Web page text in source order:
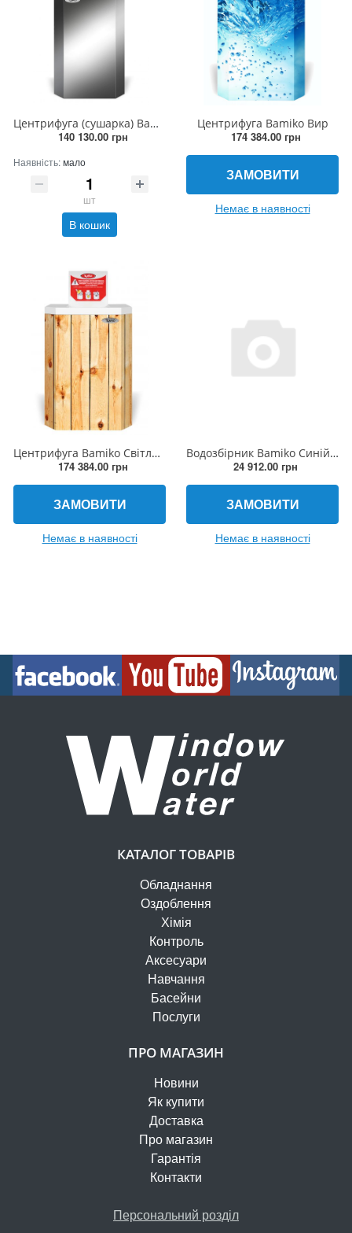
Центрифуга (сушарка) Bamiko (нержавіюча сталь)
140 130.00 грн
Наявність:мало
шт
В кошик
Центрифуга Bamiko Вир
174 384.00 грн
ЗАМОВИТИ
Немає в наявності
Центрифуга Bamiko Світле дерево
174 384.00 грн
ЗАМОВИТИ
Немає в наявності
Водозбірник Bamiko Синій RAL 5017
24 912.00 грн
ЗАМОВИТИ
Немає в наявності
КАТАЛОГ ТОВАРІВ
Обладнання
Оздоблення
Хімія
Контроль
Аксесуари
Навчання
Басейни
Послуги
ПРО МАГАЗИН
Новини
Як купити
Доставка
Про магазин
Гарантія
Контакти
Персональний розділ